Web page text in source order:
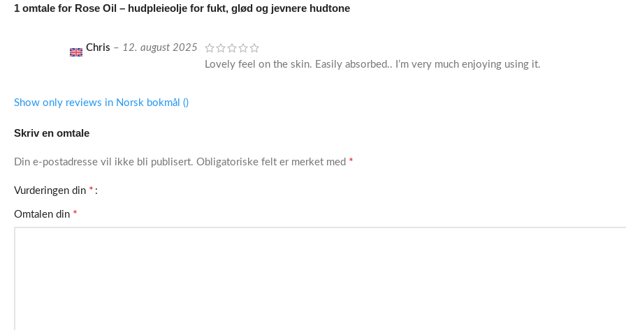
1 omtale for Rose Oil – hudpleieolje for fukt, glød og jevnere hudtone
Chris – 12. august 2025
Lovely feel on the skin. Easily absorbed.. I’m very much enjoying using it.
Show only reviews in Norsk bokmål ()
Skriv en omtale
Din e-postadresse vil ikke bli publisert. Obligatoriske felt er merket med *
Vurderingen din *
Omtalen din *